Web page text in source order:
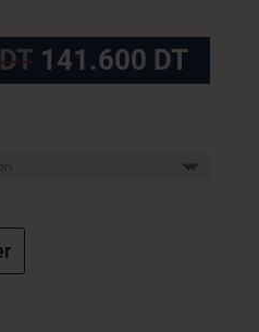
Le
prix
141.600 DTLe
prix